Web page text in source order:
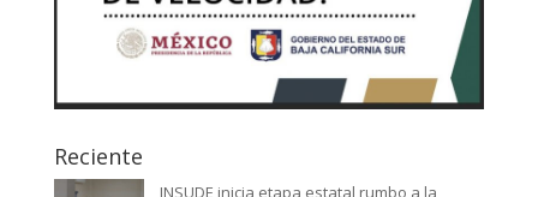
Reciente
INSUDE inicia etapa estatal rumbo a la